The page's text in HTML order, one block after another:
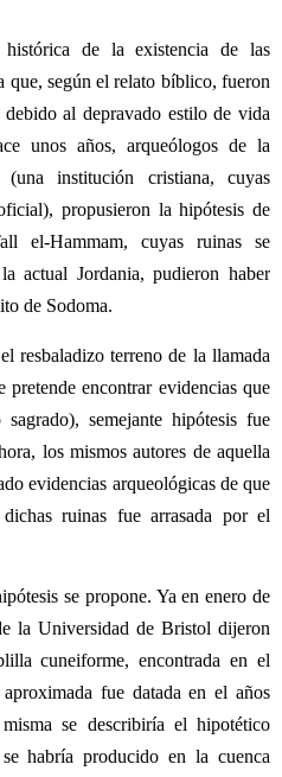
de la existencia de las
que, según el relato bíblico, fueron
al depravado estilo de vida
unos años, arqueólogos de la
institución cristiana, cuyas
propusieron la hipótesis de
el-Hammam, cuyas ruinas se
actual Jordania, pudieron haber
de Sodoma.
resbaladizo terreno de la llamada
encontrar evidencias que
semejante hipótesis fue
los mismos autores de aquella
evidencias arqueológicas de que
ruinas fue arrasada por el
se propone. Ya en enero de
la Universidad de Bristol dijeron
cuneiforme, encontrada en el
fue datada en el años
se describiría el hipotético
habría producido en la cuenca